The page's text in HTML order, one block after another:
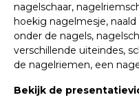
nagelschaar,
hoekig nagelmesje,
onder de nagels,
verschillende uiteindes,
de nagelriemen, een
Bekijk de